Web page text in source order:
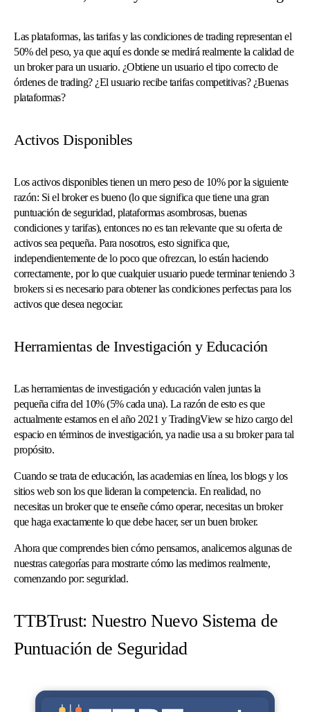
Las plataformas, las tarifas y las condiciones de trading representan el
50% del peso, ya que aquí es donde se medirá realmente la calidad de
un broker para un usuario. ¿Obtiene un usuario el tipo correcto de
órdenes de trading? ¿El usuario recibe tarifas competitivas? ¿Buenas
plataformas?
Activos Disponibles
Los activos disponibles tienen un mero peso de 10% por la siguiente
razón: Si el broker es bueno (lo que significa que tiene una gran
puntuación de seguridad, plataformas asombrosas, buenas
condiciones y tarifas), entonces no es tan relevante que su oferta de
activos sea pequeña. Para nosotros, esto significa que,
independientemente de lo poco que ofrezcan, lo están haciendo
correctamente, por lo que cualquier usuario puede terminar teniendo 3
brokers si es necesario para obtener las condiciones perfectas para los
activos que desea negociar.
Herramientas de Investigación y Educación
Las herramientas de investigación y educación valen juntas la
pequeña cifra del 10% (5% cada una). La razón de esto es que
actualmente estamos en el año 2021 y TradingView se hizo cargo del
espacio en términos de investigación, ya nadie usa a su broker para tal
propósito.
Cuando se trata de educación, las academias en línea, los blogs y los
sitios web son los que lideran la competencia. En realidad, no
necesitas un broker que te enseñe cómo operar, necesitas un broker
que haga exactamente lo que debe hacer, ser un buen broker.
Ahora que comprendes bien cómo pensamos, analicemos algunas de
nuestras categorías para mostrarte cómo las medimos realmente,
comenzando por: seguridad.
TTBTrust: Nuestro Nuevo Sistema de
Puntuación de Seguridad